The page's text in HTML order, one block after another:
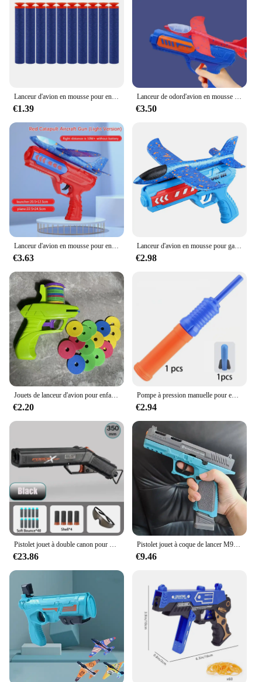
playing solo or with a group, the Sport Launcher is
an excellent addition to your sports equipment
collection. It's not just for kids; adults can also
enjoy the thrill of launching objects with precision
and power. Its high-velocity launching capabilities
make it an excellent choice for sports enthusiasts
looking to add an extra edge to their games.
**Perfect for All Occasions**
fun and fitness. It's perfect for outdoor events,
picnics, or family gatherings, providing endless
entertainment for all ages. Its lightweight and
portable nature make it an ideal companion for
camping trips, beach outings, or even as a party
game. With its high-performance capabilities, the
Sport Launcher is a must-have for anyone looking
to add excitement and challenge to their sports
activities. It's not just a toy; it's a gateway to a world
of fun and competition.
Lanceur d'avion en mousse pour enfants, jouet d'extérieur pour garçons, jeu de catapulte sportive, cadeaux d'anniversaire et de Noël pour filles, 24cm
€1.39
Lanceur de odord'avion en mousse pour enfants, jouet d'extérieur pour garçons, jeu de catapulte de sport, cadeaux d'anniversaire et de Noël pour filles, 24 cm, 34cm
€3.50
Lanceur d'avion en mousse pour enfants, jouet catapulte d'extérieur, avion de tir à distance de 15M, jouets de sport, cadeau d'anniversaire pour garçon
€3.63
Lanceur d'avion en mousse pour garçons et filles, jouets de sport de plein air, avion à catapulte, odor, cadeaux d'anniversaire
€2.98
Jouets de lanceur d'avion pour enfants, pistolets à catapulte, jouet de tir d'avion, sports de plein air, lanceur d'avion en mousse volante, cadeaux pour garçons et filles
€2.20
Pompe à pression manuelle pour enfants, lance-roquettes, jouets d'extérieur pour enfants, interaction parent-enfant, jouets amusants, cadeaux d'anniversaire
€2.94
Pistolet jouet à double canon pour enfants, éjecteur de coque, balle molle, odorà air comprimé, sports de plein air, jeu CS, cadeau pour enfants
€23.86
Pistolet jouet à coque de lancer M9a3, lanceur Airsoft à balle molle avec laser, sports de plein air, arme de jeu CS, cadeau pour enfants
€9.46